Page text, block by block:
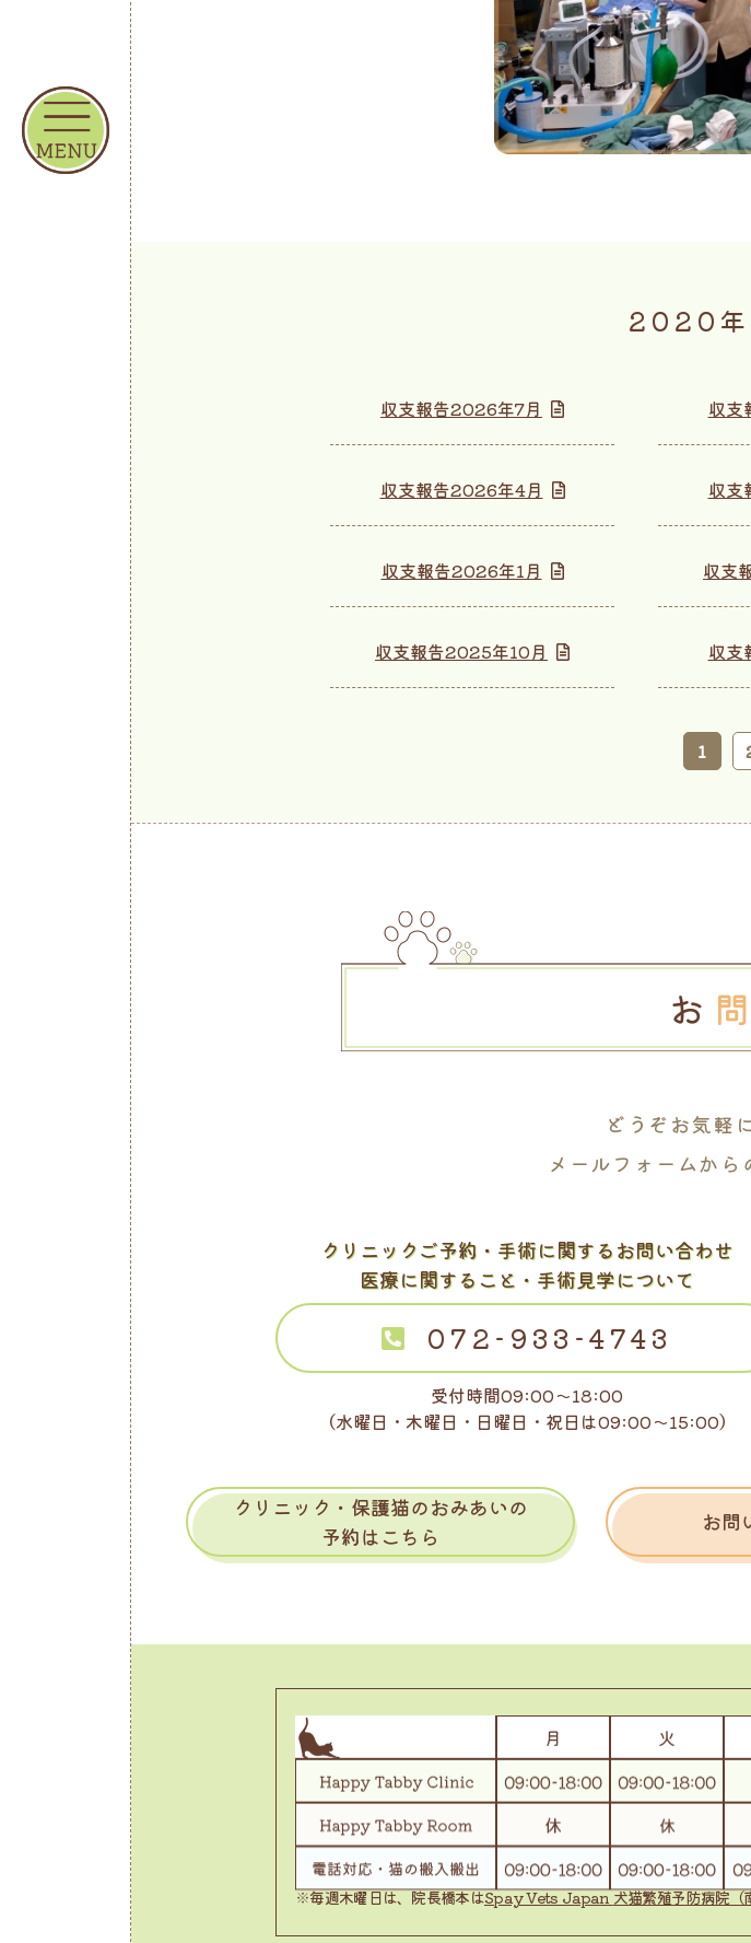
2020年
収支報告2026年7月 収支
収支報告2026年4月 収支
収支報告2026年1月 収支
収支報告2025年10月 収支
1
どうぞお気軽
メールフォームから
クリニックご予約 ・ 手術に関するお問い合わせ
医療に関すること・手術見学について
072-933-4743
受付時間09:00～18:00
（水曜日・木曜日・日曜日・祝日は09:00～15:00）
クリニック・保護猫のおみあいの
予約はこちら
お問
※毎週木曜日は、院長橋本はSpay Vets Japan犬猫繁殖予防病院（